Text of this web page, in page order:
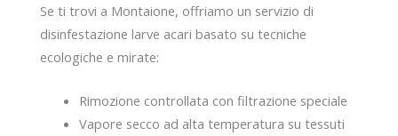
Se ti trovi a Montaione, offriamo un servizio di
disinfestazione larve acari basato su tecniche
ecologiche e mirate:
Rimozione controllata con filtrazione speciale
Vapore secco ad alta temperatura su tessuti